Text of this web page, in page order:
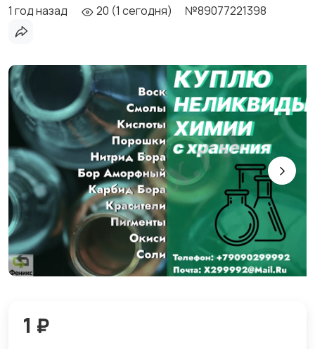
1 год назад 20 (1 сегодня) №89077221398
1 ₽